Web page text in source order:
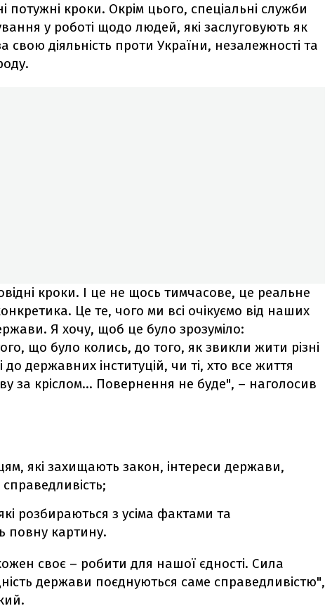
потужні кроки. Окрім цього, спеціальні служби
у роботі щодо людей, які заслуговують як
свою діяльність проти України, незалежності та
кроки. І це не щось тимчасове, це реальне
Це те, чого ми всі очікуємо від наших
Я хочу, щоб це було зрозуміло:
що було колись, до того, як звикли жити різні
державних інституцій, чи ті, хто все життя
за кріслом... Повернення не буде", – наголосив
які захищають закон, інтереси держави,
розбираються з усіма фактами та
повну картину.
своє – робити для нашої єдності. Сила
держави поєднуються саме справедливістю",